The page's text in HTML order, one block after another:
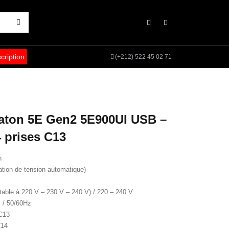
(+212) 522 45 02 71
5E Gen2 5E900UI USB –
prises C13
de tension automatique)
à 220 V – 230 V – 240 V) / 220 – 240 V
/ 50/60Hz